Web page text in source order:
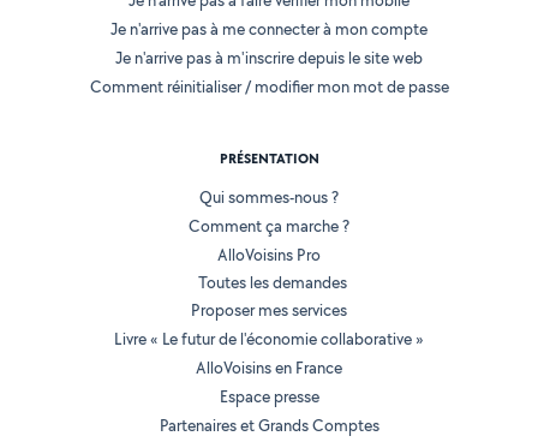
Je n'arrive pas à me connecter à mon compte
Je n'arrive pas à m'inscrire depuis le site web
Comment réinitialiser / modifier mon mot de passe
PRÉSENTATION
Qui sommes-nous ?
Comment ça marche ?
AlloVoisins Pro
Toutes les demandes
Proposer mes services
Livre « Le futur de l'économie collaborative »
AlloVoisins en France
Espace presse
Partenaires et Grands Comptes